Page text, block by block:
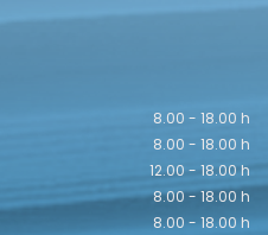
8.00 - 18.00 h
8.00 - 18.00 h
12.00 - 18.00 h
8.00 - 18.00 h
8.00 - 18.00 h